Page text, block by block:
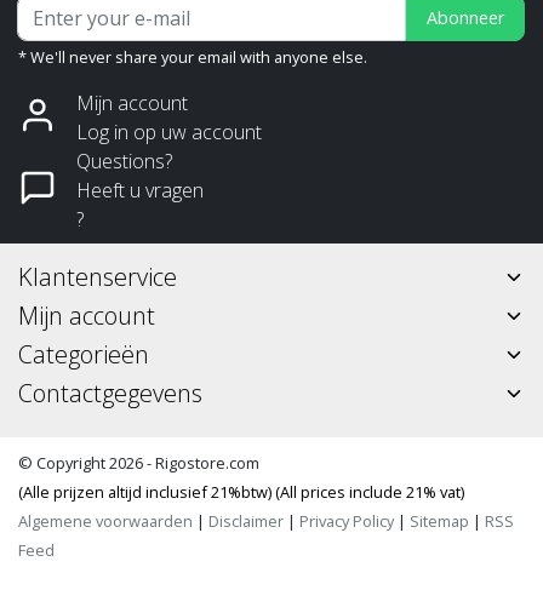
Abonneer
* We'll never share your email with anyone else.
Mijn account
Log in op uw account
Questions?
Heeft u vragen
?
Klantenservice
Mijn account
Categorieën
Contactgegevens
© Copyright 2026 - Rigostore.com
(Alle prijzen altijd inclusief 21%btw) (All prices include 21% vat)
Algemene voorwaarden | Disclaimer | Privacy Policy| Sitemap | RSS
Feed